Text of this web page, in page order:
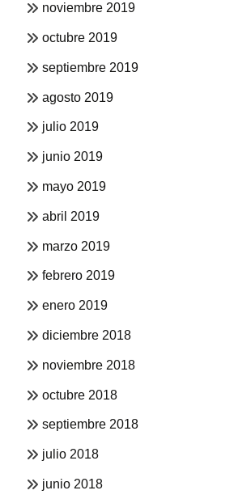
noviembre 2019
octubre 2019
septiembre 2019
agosto 2019
julio 2019
junio 2019
mayo 2019
abril 2019
marzo 2019
febrero 2019
enero 2019
diciembre 2018
noviembre 2018
octubre 2018
septiembre 2018
julio 2018
junio 2018